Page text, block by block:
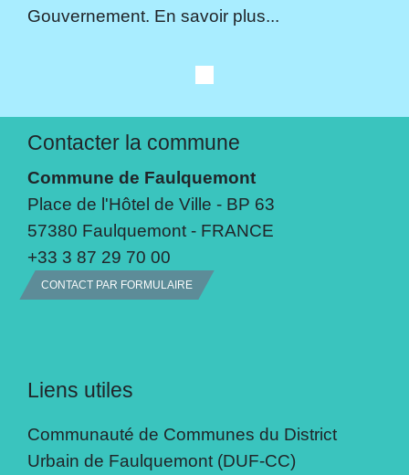
Gouvernement. En savoir plus...
Contacter la commune
Commune de Faulquemont
Place de l'Hôtel de Ville - BP 63
57380 Faulquemont - FRANCE
+33 3 87 29 70 00
CONTACT PAR FORMULAIRE
Liens utiles
Communauté de Communes du District
Urbain de Faulquemont (DUF-CC)